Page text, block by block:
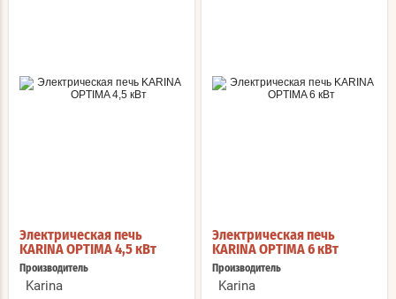
Электрическая печь
KARINA OPTIMA 4,5 кВт
Производитель
Karina
Электрическая печь
KARINA OPTIMA 6 кВт
Производитель
Karina